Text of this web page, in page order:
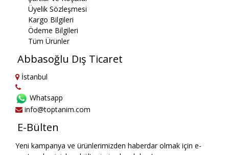
Üyelik Sözleşmesi
Kargo Bilgileri
Ödeme Bilgileri
Tüm Ürünler
Abbasoğlu Dış Ticaret
İstanbul
Whatsapp
info@toptanim.com
E-Bülten
Yeni kampanya ve ürünlerimizden haberdar olmak için e-